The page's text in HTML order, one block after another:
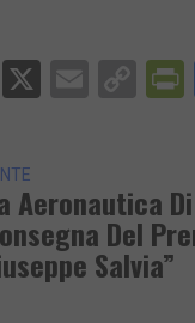
Telegram
X Email
Aeronautica Di
Del
Salvia”